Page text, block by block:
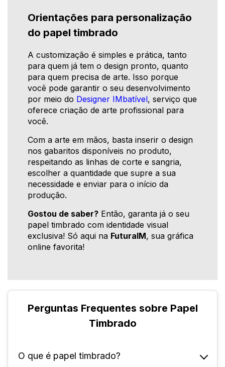
Orientações para personalização
do papel timbrado
A customização é simples e prática, tanto
para quem já tem o design pronto, quanto
para quem precisa de arte. Isso porque
você pode garantir o seu desenvolvimento
por meio do Designer IMbatível, serviço que
oferece criação de arte profissional para
você.
Com a arte em mãos, basta inserir o design
nos gabaritos disponíveis no produto,
respeitando as linhas de corte e sangria,
escolher a quantidade que supre a sua
necessidade e enviar para o início da
produção.
Gostou de saber? Então, garanta já o seu
papel timbrado com identidade visual
exclusiva! Só aqui na FuturaIM, sua gráfica
online favorita!
Perguntas Frequentes sobre Papel
Timbrado
O que é papel timbrado?